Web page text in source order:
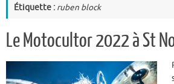
Étiquette : ruben block
Le Motocultor 2022 à St